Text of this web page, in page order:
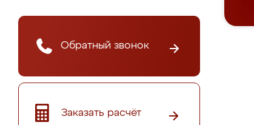
Обратный звонок
Заказать расчёт